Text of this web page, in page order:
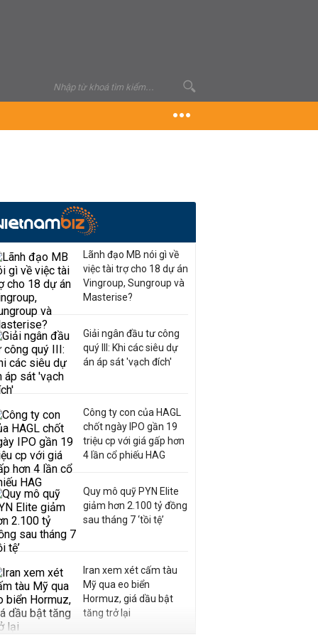
Lãnh đạo MB nói gì về
việc tài trợ cho 18 dự án
Vingroup, Sungroup và
Masterise?
Giải ngân đầu tư công
quý III: Khi các siêu dự
án áp sát 'vạch đích'
Công ty con của HAGL
chốt ngày IPO gần 19
triệu cp với giá gấp hơn
4 lần cổ phiếu HAG
Quy mô quỹ PYN Elite
giảm hơn 2.100 tỷ đồng
sau tháng 7 ‘tồi tệ’
Iran xem xét cấm tàu
Mỹ qua eo biển
Hormuz, giá dầu bật
tăng trở lại